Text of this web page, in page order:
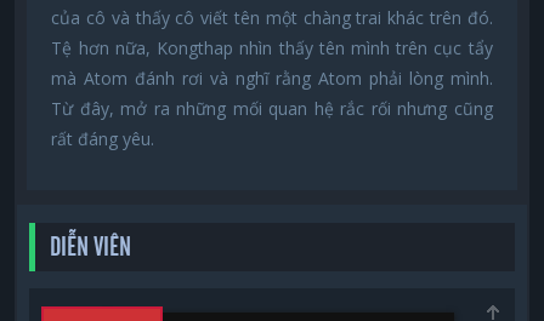
của cô và thấy cô viết tên một chàng trai khác trên đó.
Tệ hơn nữa, Kongthap nhìn thấy tên mình trên cục tẩy
mà Atom đánh rơi và nghĩ rằng Atom phải lòng mình.
Từ đây, mở ra những mối quan hệ rắc rối nhưng cũng
rất đáng yêu.
DIỄN VIÊN